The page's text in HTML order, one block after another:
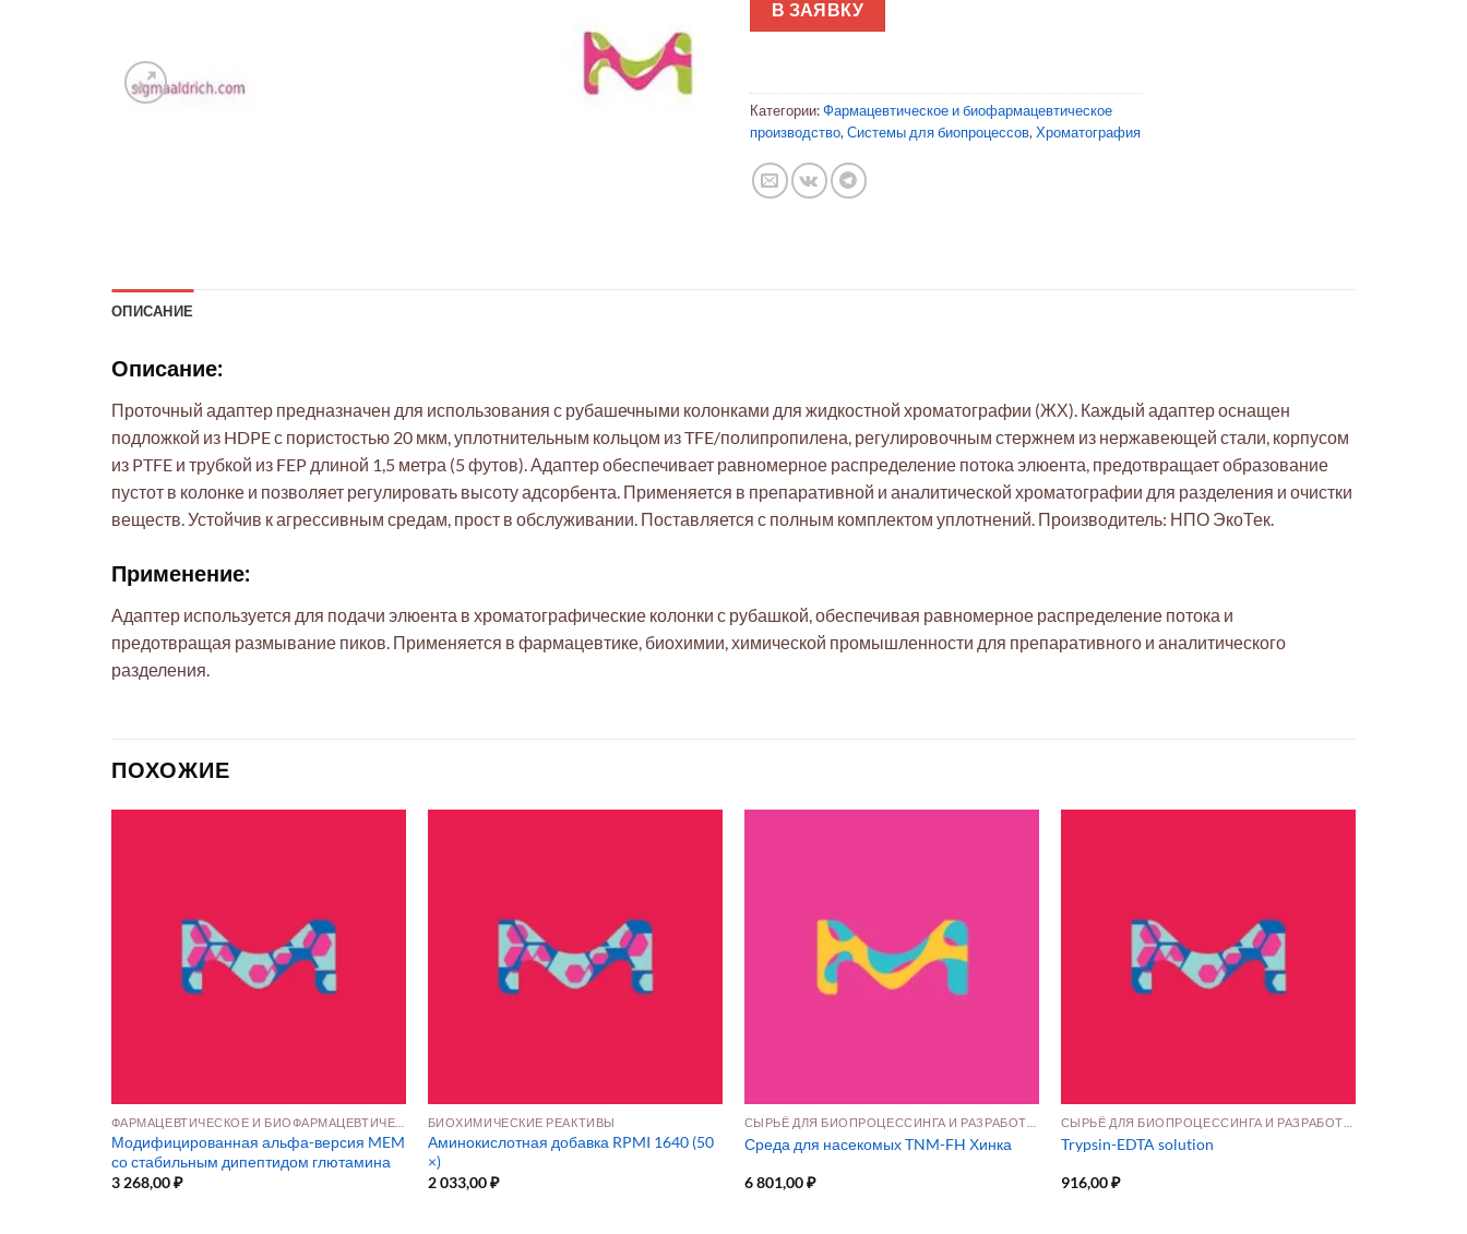
В ЗАЯВКУ
Категории:Фармацевтическое и биофармацевтическое
производство, Системы для биопроцессов, Хроматография
ОПИСАНИЕ
Описание:
Проточный адаптер предназначен для использования с рубашечными колонками для жидкостной хроматографии (ЖХ). Каждый адаптер оснащен
подложкой из HDPE с пористостью 20 мкм, уплотнительным кольцом из TFE/полипропилена, регулировочным стержнем из нержавеющей стали, корпусом
из PTFE и трубкой из FEP длиной 1,5 метра (5 футов). Адаптер обеспечивает равномерное распределение потока элюента, предотвращает образование
пустот в колонке и позволяет регулировать высоту адсорбента. Применяется в препаративной и аналитической хроматографии для разделения и очистки
веществ. Устойчив к агрессивным средам, прост в обслуживании. Поставляется с полным комплектом уплотнений. Производитель: НПО ЭкоТек.
Применение:
Адаптер используется для подачи элюента в хроматографические колонки с рубашкой, обеспечивая равномерное распределение потока и
предотвращая размывание пиков. Применяется в фармацевтике, биохимии, химической промышленности для препаративного и аналитического
разделения.
ПОХОЖИЕ
Модифицированная альфа-версия MEM
со стабильным дипептидом глютамина
3 268,00₽
БИОХИМИЧЕСКИЕ РЕАКТИВЫ
Аминокислотная добавка RPMI 1640 (50
×)
2 033,00₽
Среда для насекомых TNM-FH Хинка
6 801,00₽
Trypsin-EDTA solution
916,00₽